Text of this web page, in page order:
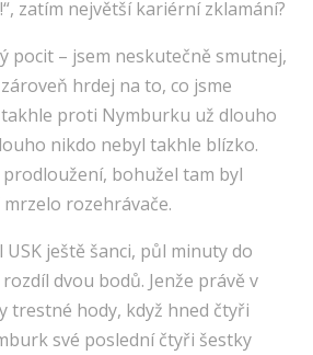
zatím největší kariérní zklamání?
pocit – jsem neskutečně smutnej,
hrdej na to, co jsme
proti Nymburku už dlouho
nikdo nebyl takhle blízko.
bohužel tam byl
rozehrávače.
ještě šanci, půl minuty do
dvou bodů. Jenže právě v
trestné hody, když hned čtyři
své poslední čtyři šestky